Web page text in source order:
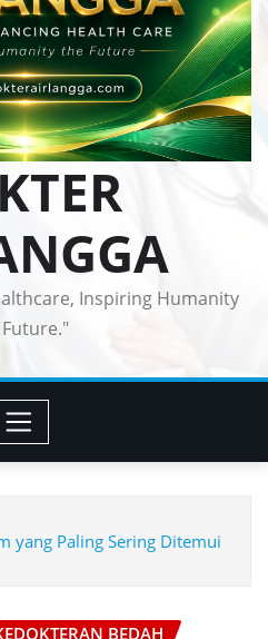
Inspiring Humanity
yang Paling Sering Ditemui
BEDAH